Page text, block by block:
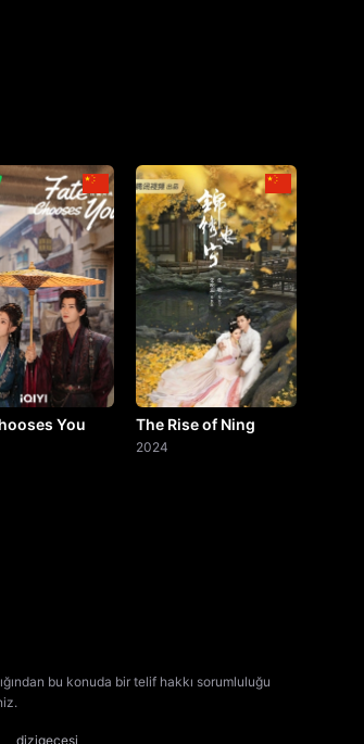
You The Rise of Ning
2024
bu konuda bir telif hakkı sorumluluğu
dizigecesi